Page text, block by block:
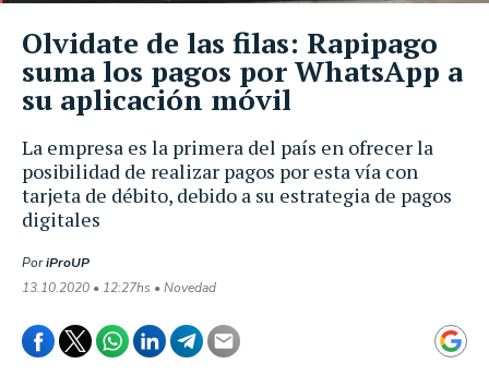
La empresa es la primera del país en ofrecer la
posibilidad de realizar pagos por esta vía con
tarjeta de débito, debido a su estrategia de pagos
digitales
PoriProUP
13.10.2020 • 12:27hs • Novedad
Olvidate de las filas: Rapipago
suma los pagos por WhatsApp a
su aplicación móvil